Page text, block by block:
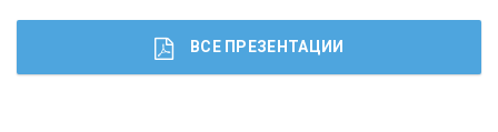
ВСЕ ПРЕЗЕНТАЦИИ